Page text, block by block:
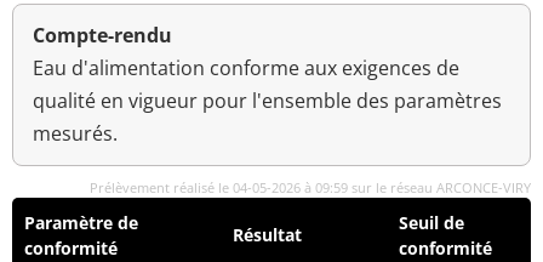
Compte-rendu
Eau d'alimentation conforme aux exigences de
qualité en vigueur pour l'ensemble des paramètres
mesurés.
Prélèvement réalisé le 04-05-2026 à 09:59 sur le réseau ARCONCE-VIRY
Paramètre de
conformité
Résultat
Seuil de
conformité